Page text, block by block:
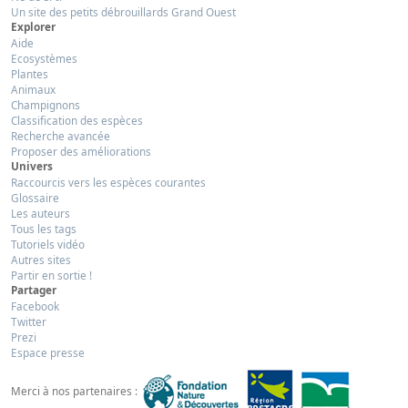
Un site des petits débrouillards Grand Ouest
Explorer
Aide
Ecosystèmes
Plantes
Animaux
Champignons
Classification des espèces
Recherche avancée
Proposer des améliorations
Univers
Raccourcis vers les espèces courantes
Glossaire
Les auteurs
Tous les tags
Tutoriels vidéo
Autres sites
Partir en sortie !
Partager
Facebook
Twitter
Prezi
Espace presse
Merci à nos partenaires :